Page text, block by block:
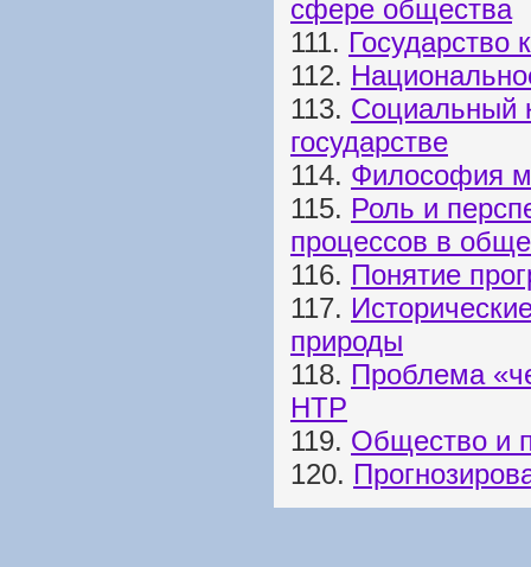
сфере общества
111. Государство
112.
113. Социальный
государстве
114. Философия
115. Роль и
процессов в
116. Понятие
117.
природы
118. Проблема
НТР
119. Общество и
120.